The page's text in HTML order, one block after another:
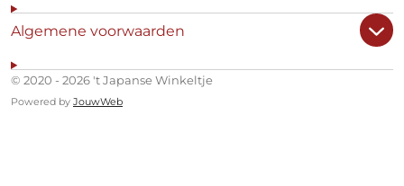
Algemene voorwaarden
© 2020 - 2026 't Japanse Winkeltje
Powered by JouwWeb